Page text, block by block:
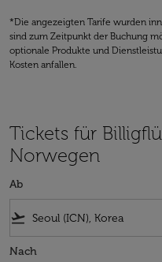
*Die angezeigten Tarife wurden
sind zum Zeitpunkt der Buchung
optionale Produkte und
Kosten anfallen.
Tickets für
Norwegen
Ab
flight_takeoff
Nach